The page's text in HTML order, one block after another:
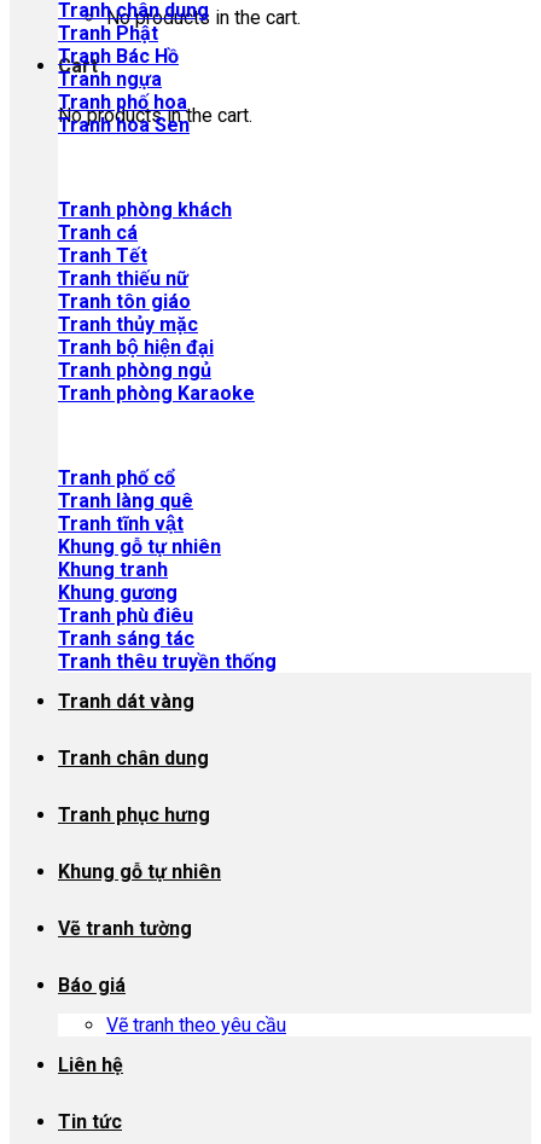
No products in the cart.
Cart
No products in the cart.
Tranh chân dung
Tranh Phật
Tranh Bác Hồ
Tranh ngựa
Tranh phố hoa
Tranh hoa Sen
Tranh phòng khách
Tranh cá
Tranh Tết
Tranh thiếu nữ
Tranh tôn giáo
Tranh thủy mặc
Tranh bộ hiện đại
Tranh phòng ngủ
Tranh phòng Karaoke
Tranh phố cổ
Tranh làng quê
Tranh tĩnh vật
Khung gỗ tự nhiên
Khung tranh
Khung gương
Tranh phù điêu
Tranh sáng tác
Tranh thêu truyền thống
Tranh dát vàng
Tranh chân dung
Tranh phục hưng
Khung gỗ tự nhiên
Vẽ tranh tường
Báo giá
Vẽ tranh theo yêu cầu
Liên hệ
Tin tức